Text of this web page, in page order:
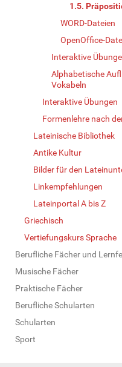
1.5.
WORD-Dateien
OpenOffice-
Interaktive
Alphabetische
Vokabeln
Interaktive Übungen
Formenlehre nach
Lateinische Bibliothek
Antike Kultur
Bilder für den
Linkempfehlungen
Lateinportal A bis Z
Griechisch
Vertiefungskurs Sprache
Berufliche Fächer und
Musische Fächer
Praktische Fächer
Berufliche Schularten
Schularten
Sport